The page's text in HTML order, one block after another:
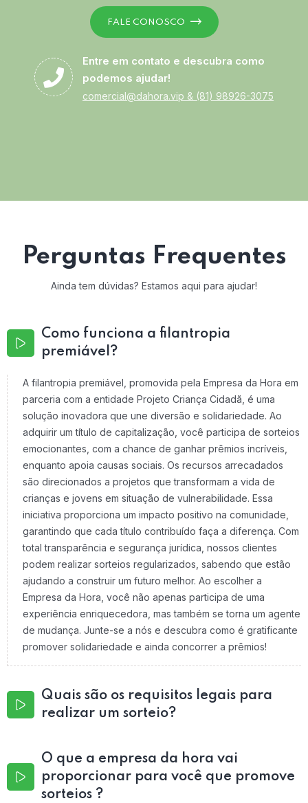
FALE CONOSCO
Entre em contato e descubra como
podemos ajudar!
comercial@dahora.vip & (81) 98926-3075
Perguntas Frequentes
Ainda tem dúvidas? Estamos aqui para ajudar!
Como funciona a filantropia
premiável?
A filantropia premiável, promovida pela Empresa da Hora em
parceria com a entidade Projeto Criança Cidadã, é uma
solução inovadora que une diversão e solidariedade. Ao
adquirir um título de capitalização, você participa de sorteios
emocionantes, com a chance de ganhar prêmios incríveis,
enquanto apoia causas sociais. Os recursos arrecadados
são direcionados a projetos que transformam a vida de
crianças e jovens em situação de vulnerabilidade. Essa
iniciativa proporciona um impacto positivo na comunidade,
garantindo que cada título contribuído faça a diferença. Com
total transparência e segurança jurídica, nossos clientes
podem realizar sorteios regularizados, sabendo que estão
ajudando a construir um futuro melhor. Ao escolher a
Empresa da Hora, você não apenas participa de uma
experiência enriquecedora, mas também se torna um agente
de mudança. Junte-se a nós e descubra como é gratificante
promover solidariedade e ainda concorrer a prêmios!
Quais são os requisitos legais para
realizar um sorteio?
O que a empresa da hora vai
proporcionar para você que promove
sorteios ?